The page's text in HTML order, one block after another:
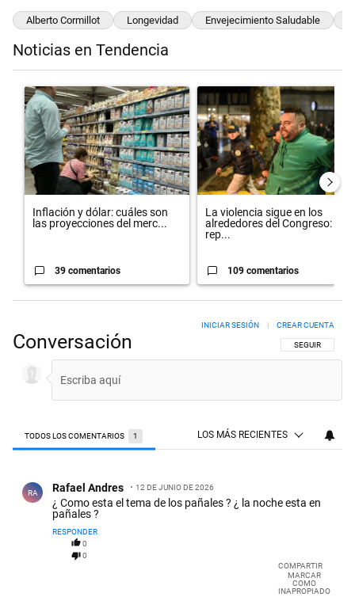
Alberto Cormillot Longevidad Envejecimiento Saludable
Noticias en Tendencia
Un artículo de tendencia con el título "Inflación y dólar: cuáles son
Inflación y dólar: cuáles son
las proyecciones del merc...
39 comentarios
Un artículo de tendencia con el
La violencia sigue en los
alrededores del Congreso:
rep...
109 comentarios
Conversación SIGA ESTA
SEGUIR
INICIAR SESIÓN CREAR CUENTA
TODOS LOS COMENTARIOS 1 LOS MÁS RECIENTES
RA Rafael Andres 12 DE JUNIO DE 2026
¿ Como esta el tema de los pañales ? ¿ la noche esta en
pañales ?
RESPONDER
0
0
COMPARTIR
MARCAR
COMO
INAPROPIADO